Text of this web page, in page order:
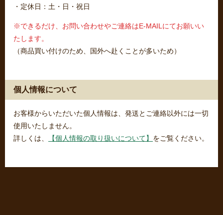
・定休日：土・日・祝日
※できるだけ、お問い合わせやご連絡はE-MAILにてお願いい
たします。
（商品買い付けのため、国外へ赴くことが多いため）
個人情報について
お客様からいただいた個人情報は、発送とご連絡以外には一切
使用いたしません。
詳しくは、
【個人情報の取り扱いについて】 をご覧ください。